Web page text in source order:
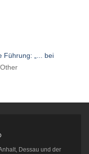
Führung: „... bei
Dessau und der